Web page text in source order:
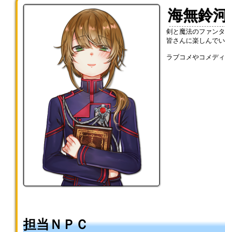
海無鈴
剣と魔法のファン
皆さんに楽しんで
ラブコメやコメデ
担当ＮＰＣ